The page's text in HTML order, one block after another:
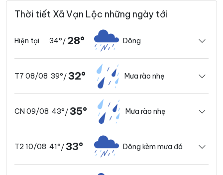
Thời tiết Xã Vạn Lộc những ngày tới
Hiện tại 34°/ 28° Dông
T7 08/08 39°/ 32° Mưa rào nhẹ
CN 09/08 43°/ 35° Mưa rào nhẹ
T2 10/08 41°/ 33° Dông kèm mưa đá